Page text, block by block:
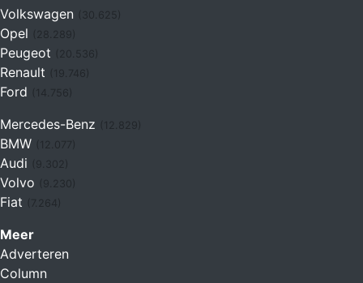
Volkswagen (30.625)
Opel
Peugeot (20.536)
Renault (19.746)
Ford (14.756)
Mercedes-Benz
BMW
Audi
Volvo
Fiat (7.264)
Meer
Adverteren
Column